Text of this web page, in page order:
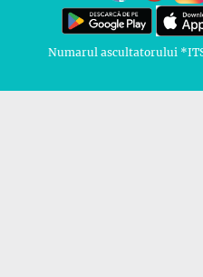
Numarul ascultatorului